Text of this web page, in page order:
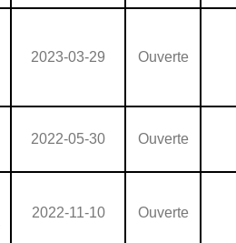
2023-03-29 Ouverte
2022-05-30 Ouverte
2022-11-10 Ouverte